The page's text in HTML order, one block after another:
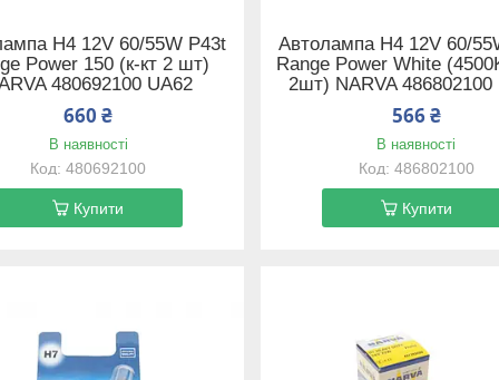
H4 12V 60/55W P43t
Power 150 (к-кт 2 шт)
480692100 UA62
660 ₴
В наявності
480692100
Купити
Автолампа H4 12V 60/
Range Power White
2шт) NARVA 486802100
566 ₴
В наявності
486802100
Купити